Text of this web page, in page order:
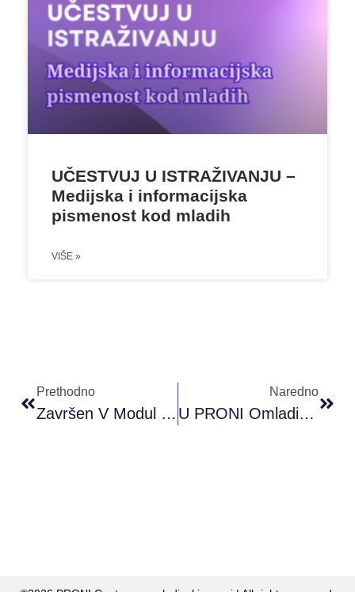
UČESTVUJ U ISTRAŽIVANJU –
Medijska i informacijska
pismenost kod mladih
VIŠE »
Prethodno
Završen V Modul PRONI Akademije Omladinskog Rada (PAOR) B+ Nivo
Naredno
U PRONI Omladinskom Klubu Mostar Održana Radionica ”Storytelling I Samoprezentacija